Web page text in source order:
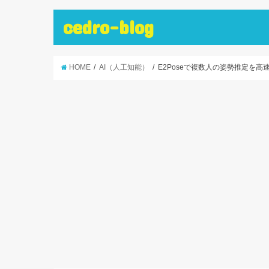
cedro-blog
HOME AI（人工知能） E2Poseで複数人の姿勢推定を高